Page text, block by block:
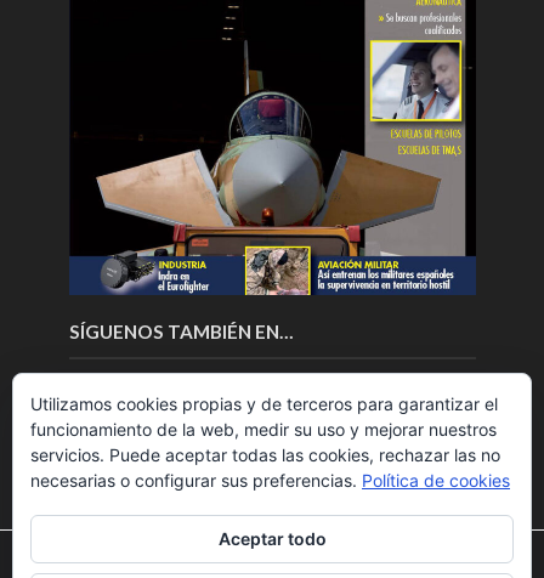
SÍGUENOS TAMBIÉN EN…
Utilizamos cookies para ofrecerte la mejor experiencia en
Utilizamos cookies propias y de terceros para garantizar el
funcionamiento de la web, medir su uso y mejorar nuestros
servicios. Puede aceptar todas las cookies, rechazar las no
necesarias o configurar sus preferencias. Política de cookies
Aceptar todo